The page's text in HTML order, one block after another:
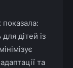
дітей із
та